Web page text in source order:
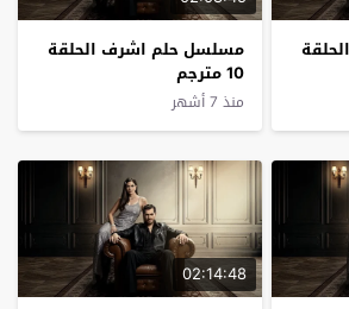
مسلسل حلم اشرف الحلقة
10 مترجم
منذ 7 أشهر
02:14:48